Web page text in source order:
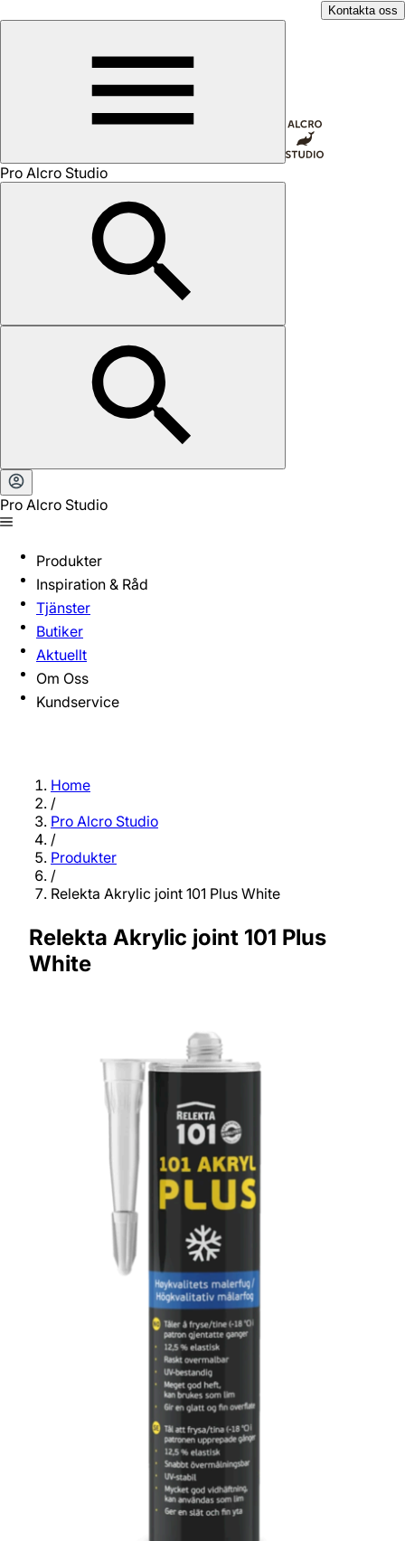
Kontakta oss
Pro Alcro Studio
Pro Alcro Studio
Produkter
Inspiration & Råd
Tjänster
Butiker
Aktuellt
Om Oss
Kundservice
Home
/
Pro Alcro Studio
/
Produkter
/
Relekta Akrylic joint 101 Plus White
Relekta Akrylic joint 101 Plus
White